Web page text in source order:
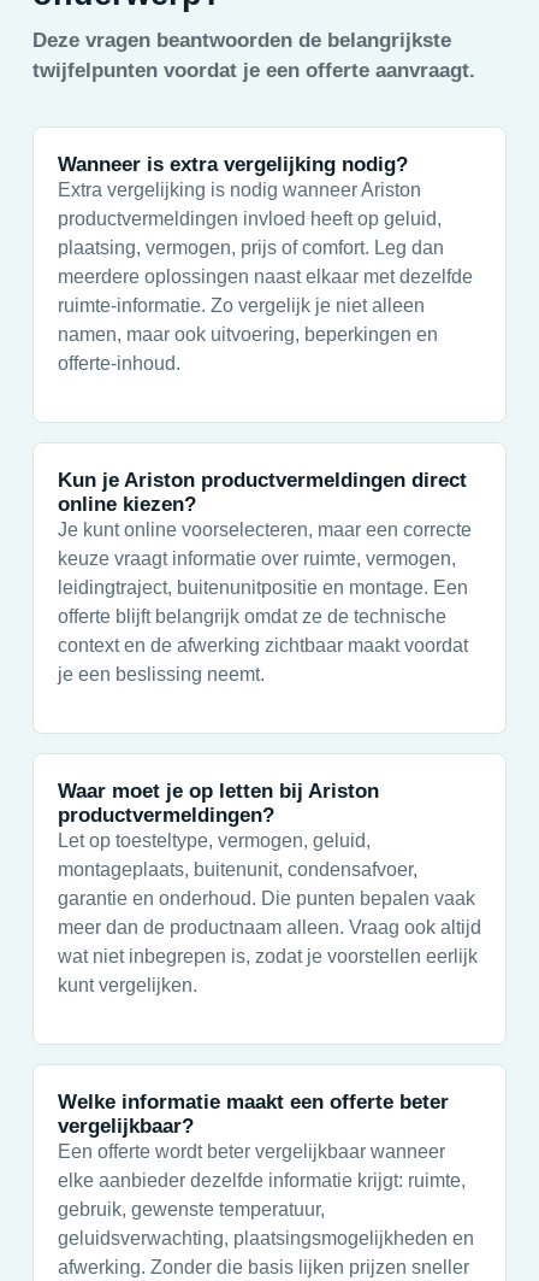
Deze vragen beantwoorden de belangrijkste
twijfelpunten voordat je een offerte aanvraagt.
Wanneer is extra vergelijking nodig?
Extra vergelijking is nodig wanneer Ariston
productvermeldingen invloed heeft op geluid,
plaatsing, vermogen, prijs of comfort. Leg dan
meerdere oplossingen naast elkaar met dezelfde
ruimte-informatie. Zo vergelijk je niet alleen
namen, maar ook uitvoering, beperkingen en
offerte-inhoud.
Kun je Ariston productvermeldingen direct
online kiezen?
Je kunt online voorselecteren, maar een correcte
keuze vraagt informatie over ruimte, vermogen,
leidingtraject, buitenunitpositie en montage. Een
offerte blijft belangrijk omdat ze de technische
context en de afwerking zichtbaar maakt voordat
je een beslissing neemt.
Waar moet je op letten bij Ariston
productvermeldingen?
Let op toesteltype, vermogen, geluid,
montageplaats, buitenunit, condensafvoer,
garantie en onderhoud. Die punten bepalen vaak
meer dan de productnaam alleen. Vraag ook altijd
wat niet inbegrepen is, zodat je voorstellen eerlijk
kunt vergelijken.
Welke informatie maakt een offerte beter
vergelijkbaar?
Een offerte wordt beter vergelijkbaar wanneer
elke aanbieder dezelfde informatie krijgt: ruimte,
gebruik, gewenste temperatuur,
geluidsverwachting, plaatsingsmogelijkheden en
afwerking. Zonder die basis lijken prijzen sneller